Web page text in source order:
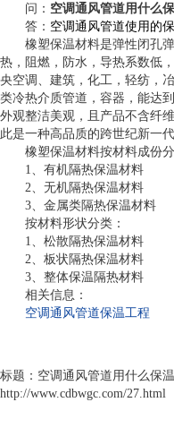
问： 空调通风管道用什么
答： 空调通风管道使用的
橡塑保温材料是弹性闭孔
热，阻燃，防水，导热系数低
央空调、建筑，化工，轻纺，
类冷热介质管道，容器，能达
外观整洁美观，且产品不含纤
此是一种高品质的跨世纪新一
橡塑保温材料按材料成份分
1、有机隔热保温材料
2、无机隔热保温材料
3、金属类隔热保温材料
按材料形状分类：
1、松散隔热保温材料
2、板状隔热保温材料
3、整体保温隔热材料
相关信息：
空调通风管道保温工程
标题：空调通风管道用什么保
http://www.cdbwgc.com/27.html